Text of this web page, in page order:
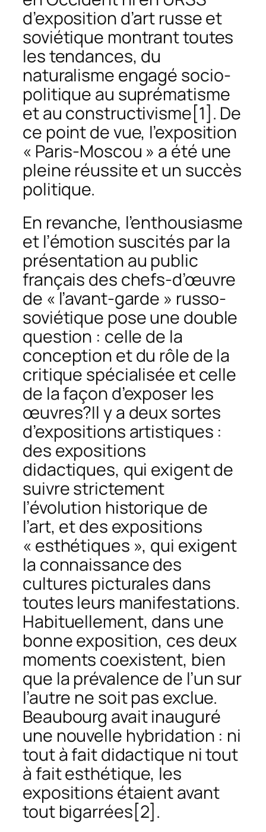
d’exposition d’art russe et
soviétique montrant toutes
les tendances, du
naturalisme engagé socio-
politique au suprématisme
et au constructivisme[1]. De
ce point de vue, l’exposition
« Paris-Moscou » a été une
pleine réussite et un succès
politique.
En revanche, l’enthousiasme
et l’émotion suscités par la
présentation au public
français des chefs-d’œuvre
de « l’avant-garde » russo-
soviétique pose une double
question : celle de la
conception et du rôle de la
critique spécialisée et celle
de la façon d’exposer les
œuvres?Il y a deux sortes
d’expositions artistiques :
des expositions
didactiques, qui exigent de
suivre strictement
l’évolution historique de
l’art, et des expositions
« esthétiques », qui exigent
la connaissance des
cultures picturales dans
toutes leurs manifestations.
Habituellement, dans une
bonne exposition, ces deux
moments coexistent, bien
que la prévalence de l’un sur
l’autre ne soit pas exclue.
Beaubourg avait inauguré
une nouvelle hybridation : ni
tout à fait didactique ni tout
à fait esthétique, les
expositions étaient avant
tout bigarrées[2].